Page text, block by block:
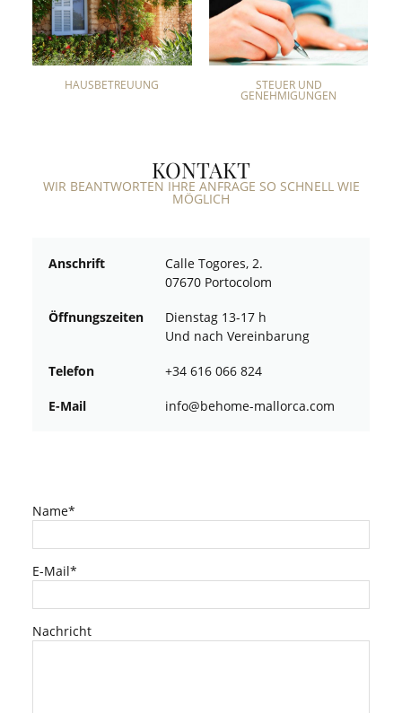
HAUSBETREUUNG STEUER UND
GENEHMIGUNGEN
KONTAKT
WIR BEANTWORTEN IHRE ANFRAGE SO SCHNELL WIE
MÖGLICH
Anschrift
Calle Togores, 2.
07670 Portocolom
Öffnungszeiten
Dienstag 13-17 h
Und nach Vereinbarung
Telefon +34 616 066 824
E-Mail moc.a
croll
am-em
oheb@
ofni
Name*
E-Mail*
Nachricht